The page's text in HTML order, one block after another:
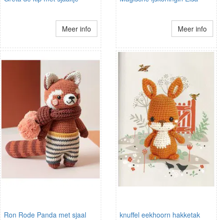
Meer info Meer info
Ron Rode Panda met sjaal knuffel eekhoorn hakketak